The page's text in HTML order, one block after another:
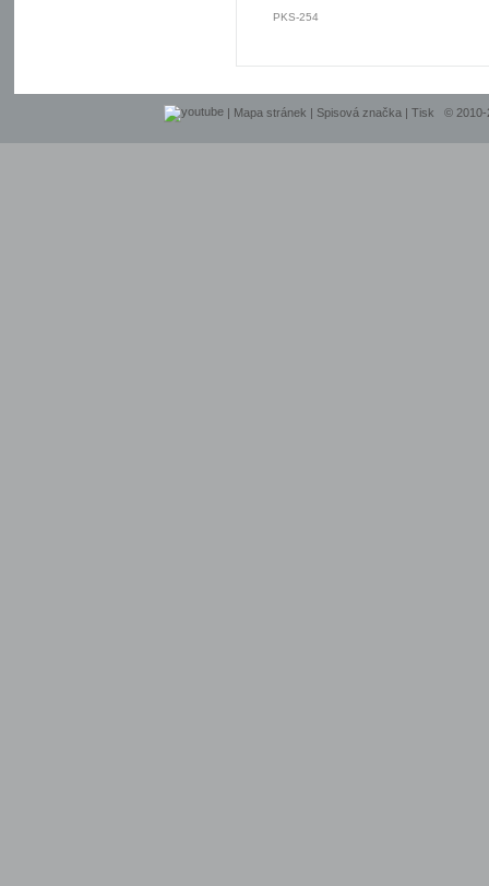
PKS-254
| Mapa stránek | Spisová značka | Tisk © 2010-